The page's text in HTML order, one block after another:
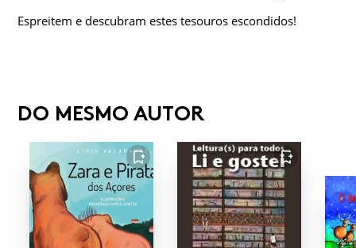
Espreitem e descubram estes tesouros escondidos!
DO MESMO AUTOR
FAVORITO FAVORITO